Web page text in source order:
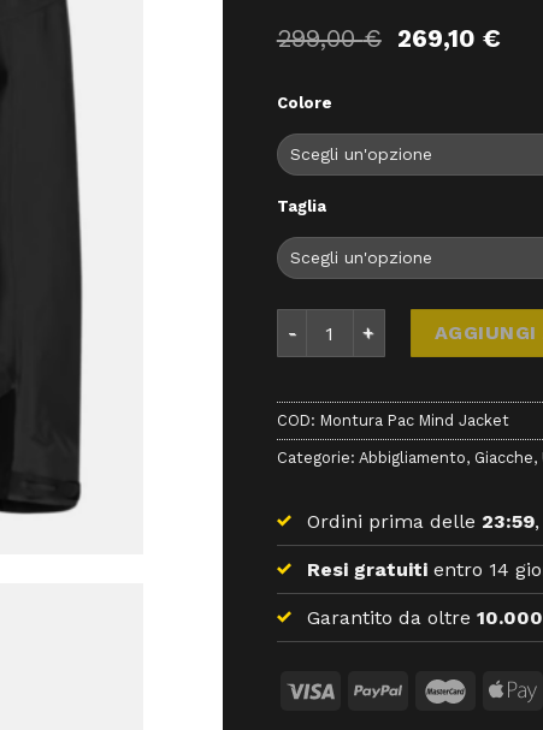
299,00€ Il
prezzo
299,00 €.
269,10 €Il
Colore
Taglia
AGGIUNGI
COD: Montura Pac Mind Jacket
Categorie: Abbigliamento, Giacche,
Ordini prima delle 23:59
Resi gratuitientro 14
Garantito da oltre